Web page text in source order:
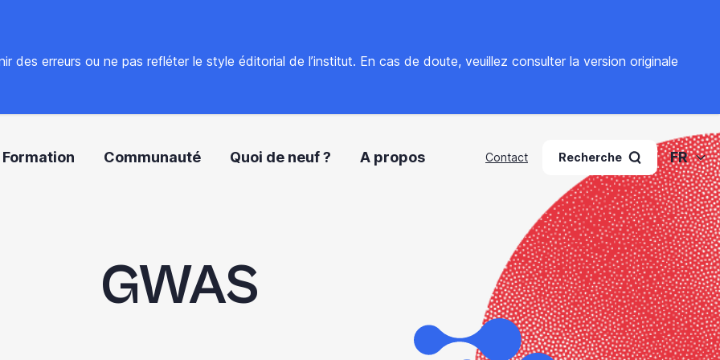
des erreurs ou ne pas refléter le style éditorial de l’institut. En cas de doute, veuillez consulter la version originale
Formation Communauté Quoi de neuf ? A propos Contact Recherche FR
GWAS